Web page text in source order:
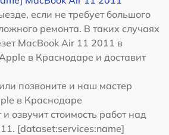
если не требует большого
ремонта. В таких случаях
MacBook Air 11 2011 в
в Краснодаре и доставит
позвоните и наш мастер
в Краснодаре
озвучит стоимость работ над
[dataset:services:name]